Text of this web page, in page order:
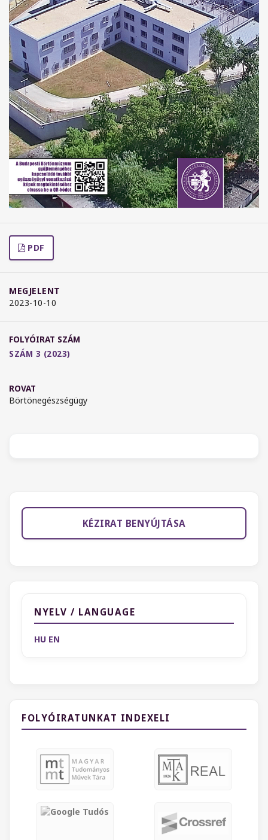
PDF
MEGJELENT
2023-10-10
FOLYÓIRAT SZÁM
SZÁM 3 (2023)
ROVAT
Börtönegészségügy
KÉZIRAT BENYÚJTÁSA
NYELV / LANGUAGE
HU EN
FOLYÓIRATUNKAT INDEXELI